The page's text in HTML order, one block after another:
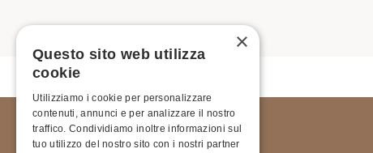
×
Questo sito web utilizza
cookie
Utilizziamo i cookie per personalizzare
contenuti, annunci e per analizzare il nostro
traffico. Condividiamo inoltre informazioni sul
tuo utilizzo del nostro sito con i nostri partner